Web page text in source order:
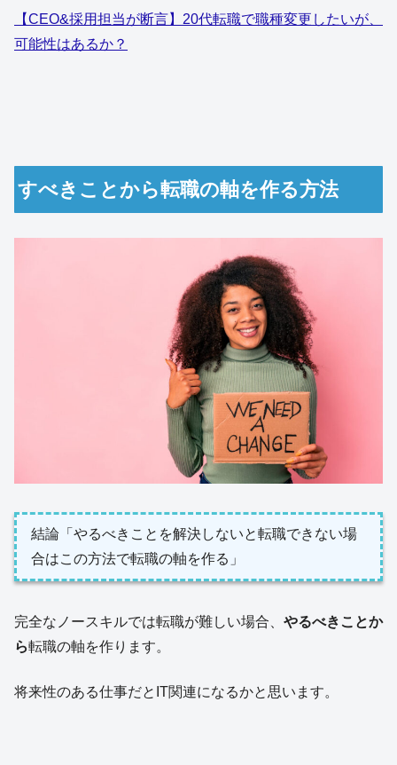
【CEO&採用担当が断言】20代転職で職種変更したいが、
可能性はあるか？
すべきことから転職の軸を作る方法
結論「やるべきことを解決しないと転職できない場
合はこの方法で転職の軸を作る」
完全なノースキルでは転職が難しい場合、 やるべきことか
ら転職の軸を作ります。
将来性のある仕事だとIT関連になるかと思います。